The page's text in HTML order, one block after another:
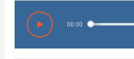
00:00